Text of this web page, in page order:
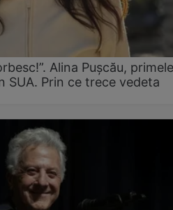
Alina Pușcău, primele
SUA. Prin ce trece vedeta